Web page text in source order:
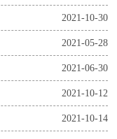
2021-10-30
2021-05-28
2021-06-30
2021-10-12
2021-10-14